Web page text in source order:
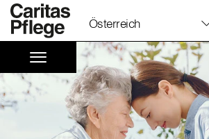
Österreich